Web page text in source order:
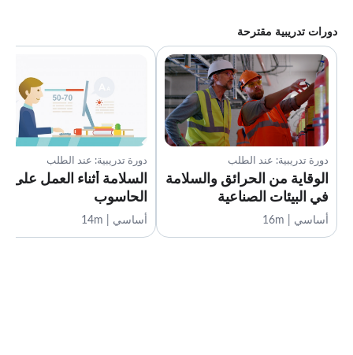
دورات تدريبية مقترحة
دورة تدريبية: عند الطلب
الوقاية من الحرائق والسلامة
في البيئات الصناعية
أساسي | 16m
دورة تدريبية: عند الطلب
السلامة أثناء العمل على
الحاسوب
أساسي | 14m